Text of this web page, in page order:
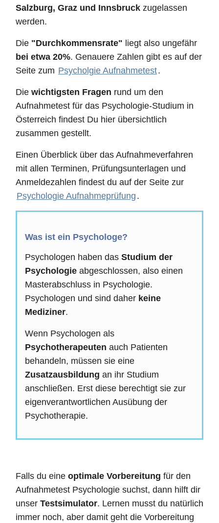
Salzburg, Graz und Innsbruck zugelassen
werden.
Die "Durchkommensrate" liegt also ungefähr
bei etwa 20%. Genauere Zahlen gibt es auf der
Seite zum Psycholgie Aufnahmetest.
Die wichtigsten Fragen rund um den
Aufnahmetest für das Psychologie-Studium in
Österreich findest Du hier übersichtlich
zusammen gestellt.
Einen Überblick über das Aufnahmeverfahren
mit allen Terminen, Prüfungsunterlagen und
Anmeldezahlen findest du auf der Seite zur
Psychologie Aufnahmeprüfung .
Was ist ein Psychologe?
Psychologen haben das Studium der
Psychologie abgeschlossen, also einen
Masterabschluss in Psychologie.
Psychologen und sind daher keine
Mediziner.
Wenn Psychologen als
Psychotherapeuten auch Patienten
behandeln, müssen sie eine
Zusatzausbildung an ihr Studium
anschließen. Erst diese berechtigt sie zur
eigenverantwortlichen Ausübung der
Psychotherapie.
Falls du eine optimale Vorbereitung für den
Aufnahmetest Psychologie suchst, dann hilft dir
unser Testsimulator. Lernen musst du natürlich
immer noch, aber damit geht die Vorbereitung